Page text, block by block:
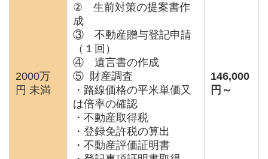
2000万
円 未満
② 生前対策の提案書作
成
③ 不動産贈与登記申請
（１回）
④ 遺言書の作成
⑤ 財産調査
・路線価格の平米単価又
は倍率の確認
・不動産取得税
・登録免許税の算出
・不動産評価証明書
146,000
円～